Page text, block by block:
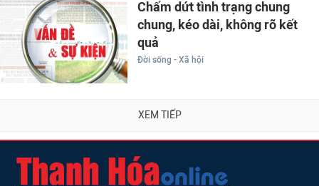
Chấm dứt tình trạng chung
chung, kéo dài, không rõ kết
quả
Đời sống - Xã hội
XEM TIẾP